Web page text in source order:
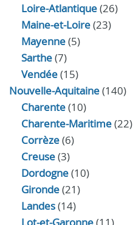
Loire-Atlantique(26)
Maine-et-Loire(23)
Mayenne(5)
Sarthe(7)
Vendée(15)
Nouvelle-Aquitaine(140)
Charente(10)
Charente-Maritime(22)
Corrèze(6)
Creuse(3)
Dordogne(10)
Gironde(21)
Landes(14)
Lot-et-Garonne(11)